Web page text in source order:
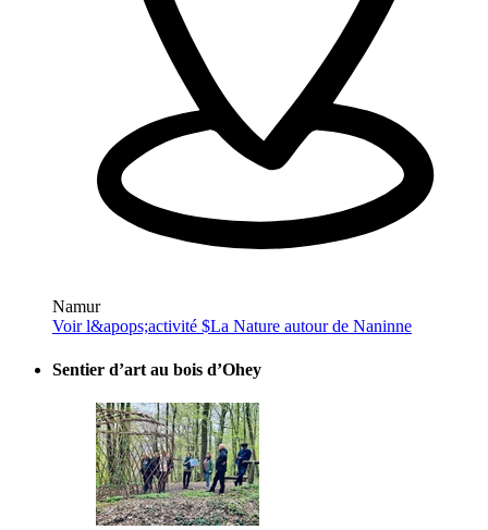
Namur
Voir l&apops;activité $La Nature autour de Naninne
Sentier d’art au bois d’Ohey